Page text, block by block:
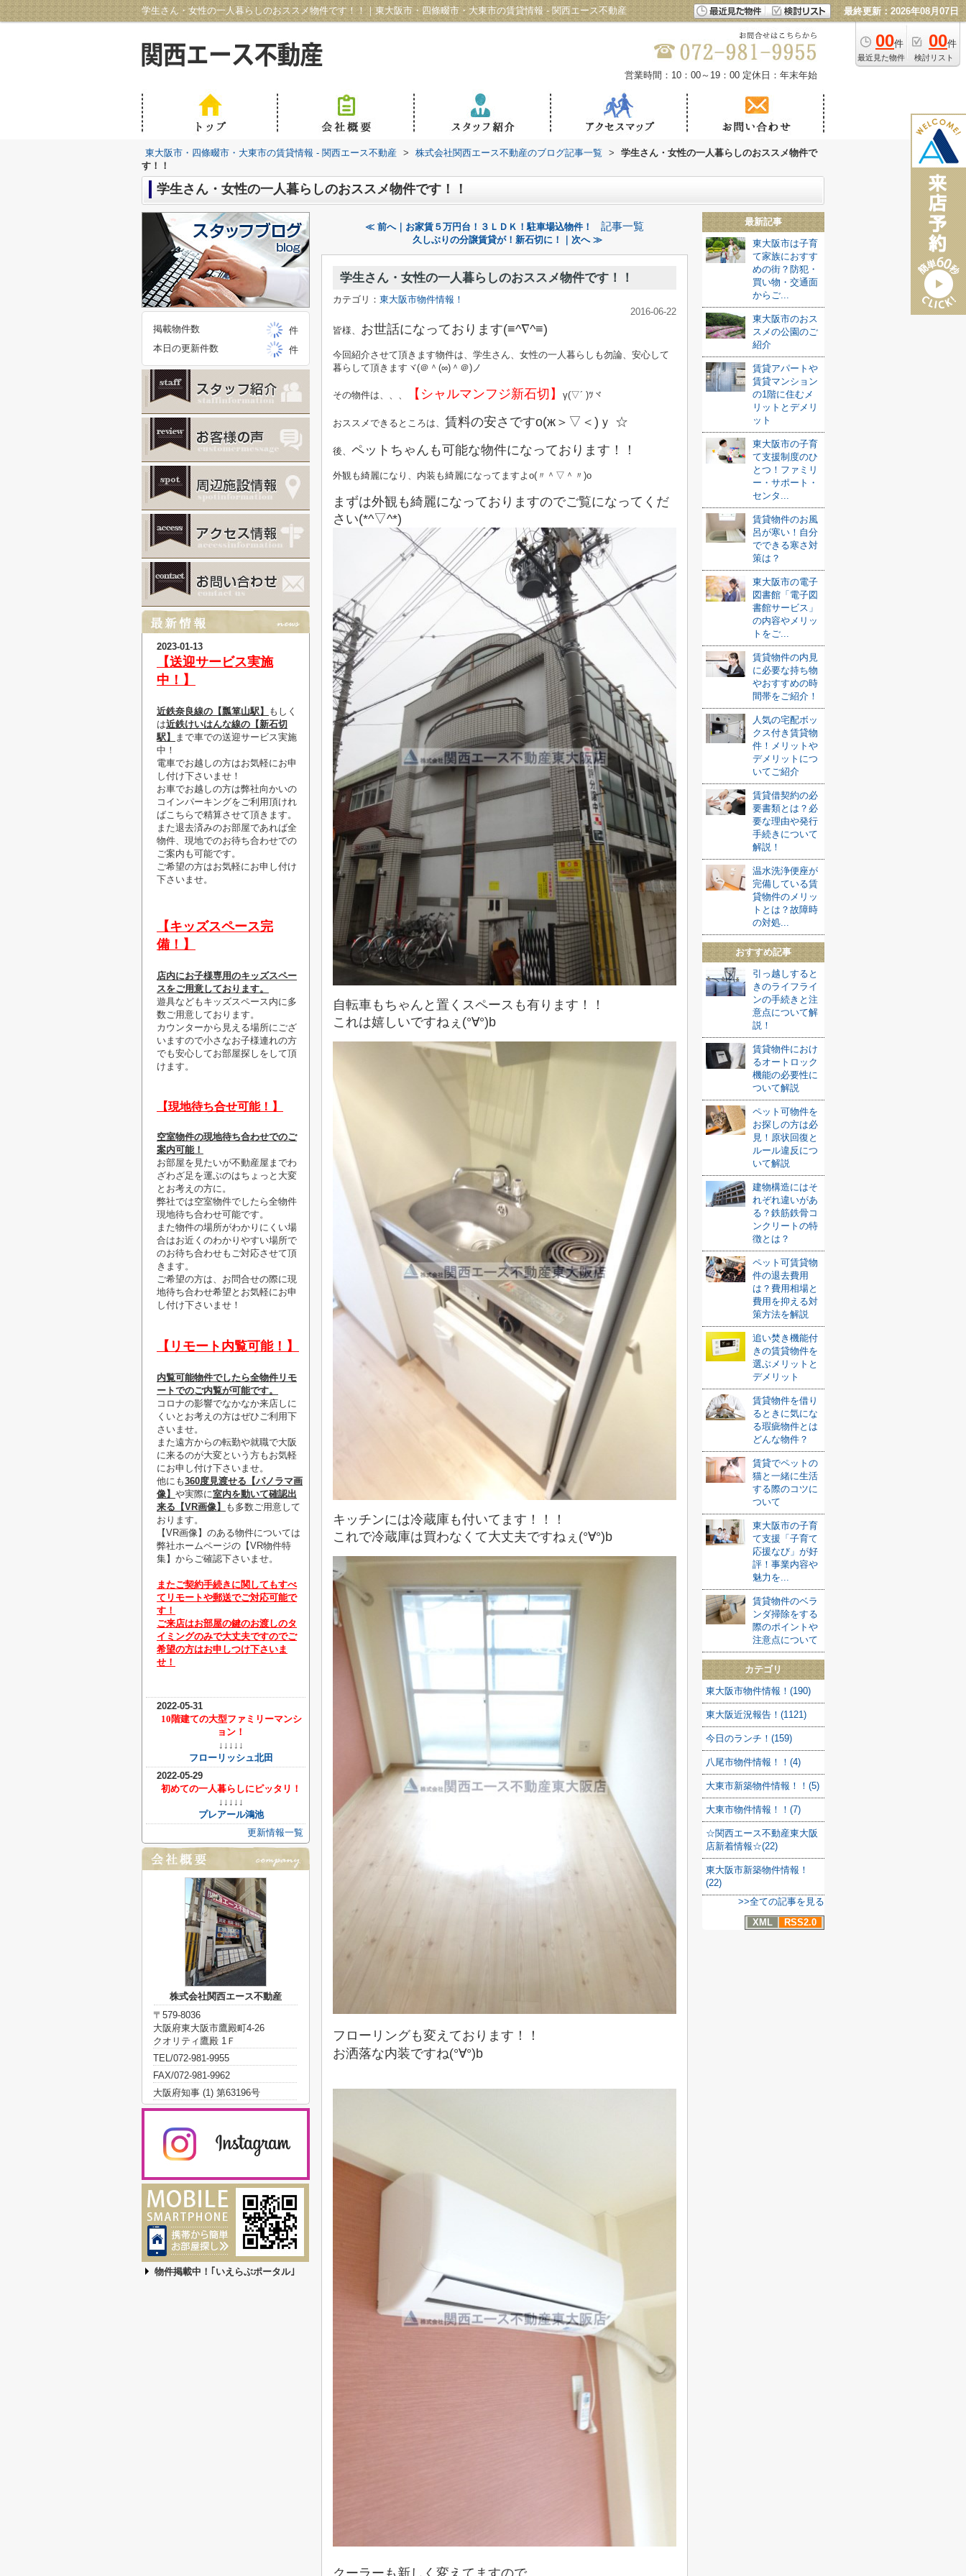
学生さん・女性の一人暮らしのおススメ物件です！！｜東大阪市・四條畷市・大東市の賃貸情報 - 関西エース不動産 最終更新：2026年08月07日
00件
最近見た物件
00件
検討リスト
営業時間：10：00～19：00 定休日：年末年始
東大阪市・四條畷市・大東市の賃貸情報 - 関西エース不動産 > 株式会社関西エース不動産のブログ記事一覧 >
学生さん・女性の一人暮らしのおススメ物件で
す！！
学生さん・女性の一人暮らしのおススメ物件です！！
≪ 前へ｜お家賃５万円台！３ＬＤＫ！駐車場込物件！ 記事一覧
久しぶりの分譲賃貸が！新石切に！｜次へ ≫
学生さん・女性の一人暮らしのおススメ物件です！！
カテゴリ： 東大阪市物件情報！
2016-06-22
皆様、 お世話になっております(≡^∇^≡)
今回紹介させて頂きます物件は、学生さん、女性の一人暮らしも勿論、安心して
暮らして頂きますヾ(＠＾(∞)＾＠)ノ
その物件は、、、 【シャルマンフジ新石切】 γ(▽´ )ﾂヾ
おススメできるところは、 賃料の安さですо(ж＞▽＜)ｙ ☆
後、 ペットちゃんも可能な物件になっております！！
外観も綺麗になり、内装も綺麗になってますよo(〃＾▽＾〃)o
まずは外観も綺麗になっておりますのでご覧になってくだ
さい(*^▽^*)
自転車もちゃんと置くスペースも有ります！！
これは嬉しいですねぇ(°∀°)b
キッチンには冷蔵庫も付いてます！！！
これで冷蔵庫は買わなくて大丈夫ですねぇ(°∀°)b
フローリングも変えております！！
お洒落な内装ですね(°∀°)b
最新記事
東大阪市は子育
て家族におすす
めの街？防犯・
買い物・交通面
からご...
東大阪市のおス
スメの公園のご
紹介
賃貸アパートや
賃貸マンション
の1階に住むメ
リットとデメリ
ット
東大阪市の子育
て支援制度のひ
とつ！ファミリ
ー・サポート・
センタ...
賃貸物件のお風
呂が寒い！自分
でできる寒さ対
策は？
東大阪市の電子
図書館「電子図
書館サービス」
の内容やメリッ
トをご...
賃貸物件の内見
に必要な持ち物
やおすすめの時
間帯をご紹介！
人気の宅配ボッ
クス付き賃貸物
件！メリットや
デメリットにつ
いてご紹介
賃貸借契約の必
要書類とは？必
要な理由や発行
手続きについて
解説！
温水洗浄便座が
完備している賃
貸物件のメリッ
トとは？故障時
の対処...
おすすめ記事
引っ越しすると
きのライフライ
ンの手続きと注
意点について解
説！
賃貸物件におけ
るオートロック
機能の必要性に
ついて解説
ペット可物件を
お探しの方は必
見！原状回復と
ルール違反につ
いて解説
建物構造にはそ
れぞれ違いがあ
る？鉄筋鉄骨コ
ンクリートの特
徴とは？
ペット可賃貸物
件の退去費用
は？費用相場と
費用を抑える対
策方法を解説
追い焚き機能付
きの賃貸物件を
選ぶメリットと
デメリット
賃貸物件を借り
るときに気にな
る瑕疵物件とは
どんな物件？
賃貸でペットの
猫と一緒に生活
する際のコツに
ついて
東大阪市の子育
て支援「子育て
応援なび」が好
評！事業内容や
魅力を...
賃貸物件のベラ
ンダ掃除をする
際のポイントや
注意点について
カテゴリ
東大阪市物件情報！(190)
東大阪近況報告！(1121)
今日のランチ！(159)
八尾市物件情報！！(4)
大東市新築物件情報！！(5)
大東市物件情報！！(7)
☆関西エース不動産東大阪
店新着情報☆(22)
東大阪市新築物件情報！
(22)
>>全ての記事を見る
XML
RSS2.0
掲載物件数
件
本日の更新件数
件
2023-01-13
【送迎サービス実施
中！】
近鉄奈良線の【瓢箪山駅】
もしく
は近鉄けいはんな線の【新石切
駅】
まで車での送迎サービス実施
中！
電車でお越しの方はお気軽にお申
し付け下さいませ！
お車でお越しの方は弊社向かいの
コインパーキングをご利用頂けれ
ばこちらで精算させて頂きます。
また退去済みのお部屋であれば全
物件、現地でのお待ち合わせでの
ご案内も可能です。
ご希望の方はお気軽にお申し付け
下さいませ。
【キッズスペース完
備！】
店内にお子様専用のキッズスペー
スをご用意しております。
遊具などもキッズスペース内に多
数ご用意しております。
カウンターから見える場所にござ
いますので小さなお子様連れの方
でも安心してお部屋探しをして頂
けます。
【現地待ち合せ可能！】
空室物件の現地待ち合わせでのご
案内可能！
お部屋を見たいが不動産屋までわ
ざわざ足を運ぶのはちょっと大変
とお考えの方に。
弊社では空室物件でしたら全物件
現地待ち合わせ可能です。
また物件の場所がわかりにくい場
合はお近くのわかりやすい場所で
のお待ち合わせもご対応させて頂
きます。
ご希望の方は、お問合せの際に現
地待ち合わせ希望とお気軽にお申
し付け下さいませ！
【リモート内覧可能！】
内覧可能物件でしたら全物件リモ
ートでのご内覧が可能です。
コロナの影響でなかなか来店しに
くいとお考えの方はぜひご利用下
さいませ。
また遠方からの転勤や就職で大阪
に来るのが大変という方もお気軽
にお申し付け下さいませ。
他にも360度見渡せる【パノラマ画
像】 や実際に室内を動いて確認出
来る【VR画像】
も多数ご用意して
おります。
【VR画像】のある物件については
弊社ホームページの【VR物件特
集】からご確認下さいませ。
またご契約手続きに関してもすべ
てリモートや郵送でご対応可能で
す！
ご来店はお部屋の鍵のお渡しのタ
イミングのみで大丈夫ですのでご
希望の方はお申しつけ下さいま
せ！
2022-05-31
10階建ての大型ファミリーマンシ
ョン！
↓↓↓↓↓
フローリッシュ北田
2022-05-29
初めての一人暮らしにピッタリ！
↓↓↓↓↓
プレアール鴻池
更新情報一覧
株式会社関西エース不動産
〒579-8036
大阪府東大阪市鷹殿町4-26
クオリティ鷹殿 1Ｆ
TEL/072-981-9955
FAX/072-981-9962
大阪府知事 (1) 第63196号
物件掲載中！｢いえらぶポータル｣